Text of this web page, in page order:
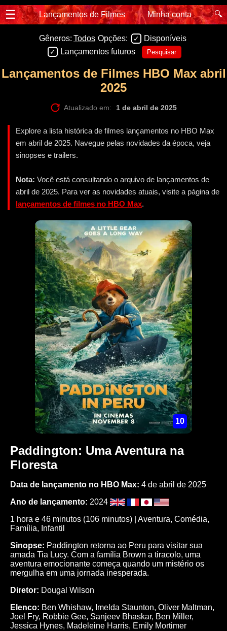
☰ Lançamentos de Filmes Minha conta 🔍
Gêneros: Todos Opções:
Disponíveis
Lançamentos futuros
Pesquisar
Lançamentos de Filmes HBO Max abril
2025
Atualizado em: 1 de abril de 2025
Explore a lista histórica de filmes lançamentos no HBO Max
em abril de 2025. Navegue pelas novidades da época, veja
sinopses e trailers.
Nota: Você está consultando o arquivo de lançamentos de
abril de 2025. Para ver as novidades atuais, visite a página de
lançamentos de filmes no HBO Max.
10
Paddington: Uma Aventura na
Floresta
Data de lançamento no HBO Max: 4 de abril de 2025
Ano de lançamento: 2024
1 hora e 46 minutos (106 minutos) | Aventura, Comédia,
Família, Infantil
Sinopse: Paddington retorna ao Peru para visitar sua
amada Tia Lucy. Com a família Brown a tiracolo, uma
aventura emocionante começa quando um mistério os
mergulha em uma jornada inesperada.
Diretor: Dougal Wilson
Elenco: Ben Whishaw, Imelda Staunton, Oliver Maltman,
Joel Fry, Robbie Gee, Sanjeev Bhaskar, Ben Miller,
Jessica Hynes, Madeleine Harris, Emily Mortimer